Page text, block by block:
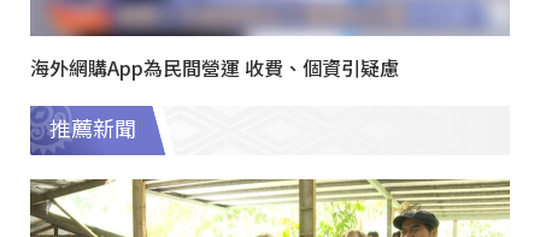
海外網購App為民間營運 收費、個資引疑慮
推薦新聞